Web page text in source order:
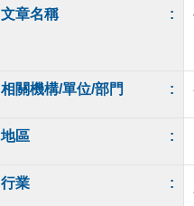
文章名稱 :
相關機構/單位/部門 :
地區 :
行業 :